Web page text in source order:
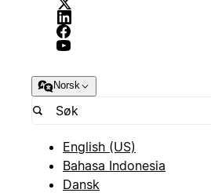
Norsk
English (US)
Bahasa Indonesia
Dansk